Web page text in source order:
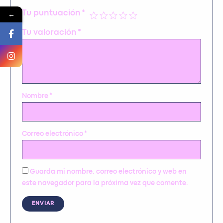
Tu puntuación *
Tu valoración *
Nombre *
Correo electrónico *
Guarda mi nombre, correo electrónico y web en
este navegador para la próxima vez que comente.
←